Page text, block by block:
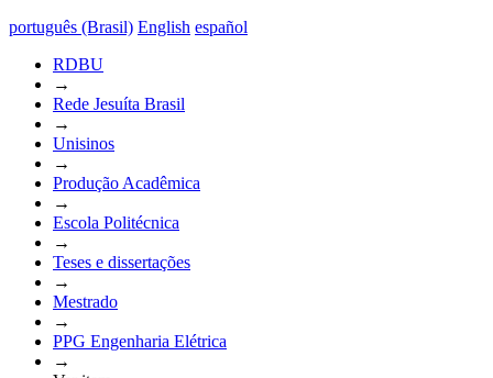
português (Brasil) English español
RDBU
→
Rede Jesuíta Brasil
→
Unisinos
→
Produção Acadêmica
→
Escola Politécnica
→
Teses e dissertações
→
Mestrado
→
PPG Engenharia Elétrica
→